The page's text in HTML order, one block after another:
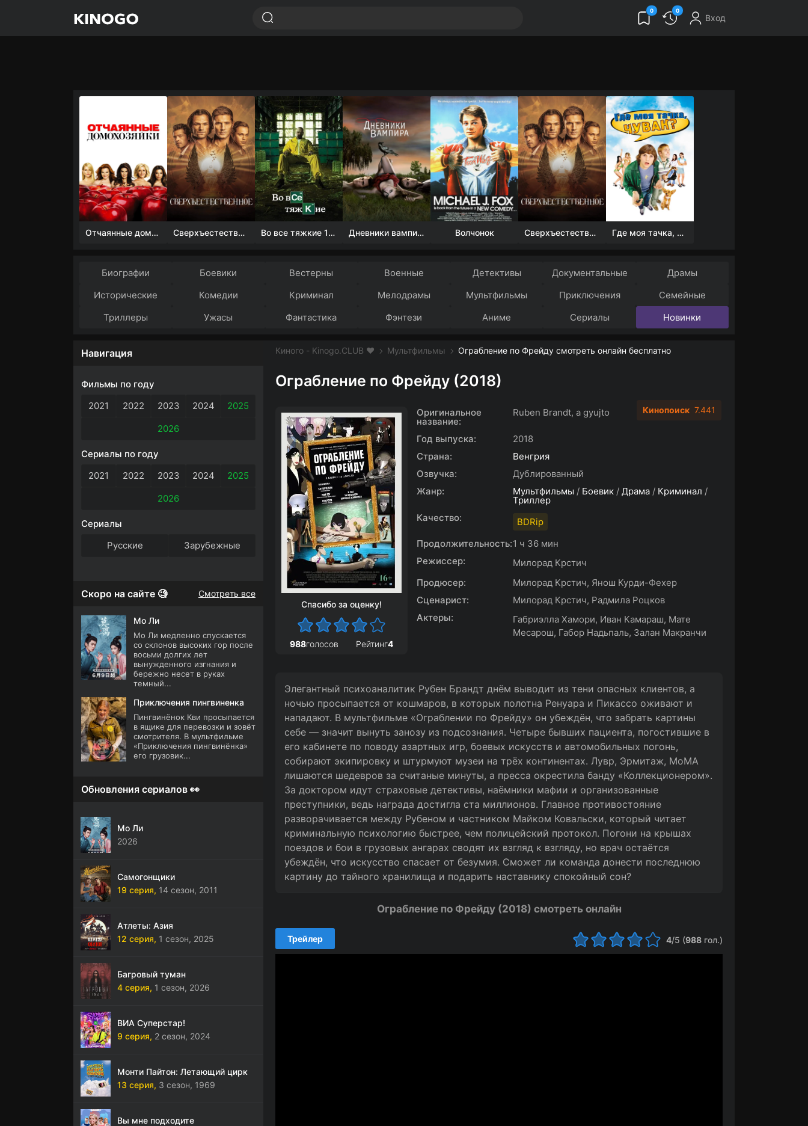
0 0
Вход
Отчаянные домохозяйки (1 сезон) Сверхъестественное Во все тяжкие 1-5 сезон Дневники вампира (4 сезон) Волчонок Сверхъестественное Где моя тачка, чувак?
Биографии Боевики Вестерны Военные Детективы Документальные
Драмы
Исторические
Комедии Криминал Мелодрамы Мультфильмы Приключения
Семейные
Триллеры
Ужасы Фантастика Фэнтези Аниме Сериалы Новинки
Киного - Kinogo.CLUB ❤️ Мультфильмы Ограбление по Фрейду смотреть онлайн бесплатно
Ограбление по Фрейду (2018)
Спасибо за оценку!
988голосов Рейтинг4
Оригинальное
название:
Ruben Brandt, a gyujto
Год выпуска:
2018
Страна:
Венгрия
Озвучка:
Дублированный
Жанр:
Мультфильмы / Боевик / Драма / Криминал /
Триллер
Качество:
BDRip
Продолжительность:1 ч 36 мин
Режиссер:
Милорад Крстич
Продюсер:
Милорад Крстич, Янош Курди-Фехер
Сценарист:
Милорад Крстич, Радмила Роцков
Актеры:
Габриэлла Хамори, Иван Камараш, Мате
Месарош, Габор Надьпаль, Залан Макранчи
Кинопоиск 7.441
Элегантный психоаналитик Рубен Брандт днём выводит из тени опасных клиентов, а
ночью просыпается от кошмаров, в которых полотна Ренуара и Пикассо оживают и
нападают. В мультфильме «Ограблении по Фрейду» он убеждён, что забрать картины
себе — значит вынуть занозу из подсознания. Четыре бывших пациента, погостившие в
его кабинете по поводу азартных игр, боевых искусств и автомобильных погонь,
собирают экипировку и штурмуют музеи на трёх континентах. Лувр, Эрмитаж, МоМА
лишаются шедевров за считаные минуты, а пресса окрестила банду «Коллекционером».
За доктором идут страховые детективы, наёмники мафии и организованные
преступники, ведь награда достигла ста миллионов. Главное противостояние
разворачивается между Рубеном и частником Майком Ковальски, который читает
криминальную психологию быстрее, чем полицейский протокол. Погони на крышах
поездов и бои в грузовых ангарах сводят их взгляд к взгляду, но врач остаётся
убеждён, что искусство спасает от безумия. Сможет ли команда донести последнюю
картину до тайного хранилища и подарить наставнику спокойный сон?
Ограбление по Фрейду (2018) смотреть онлайн
4/5 (988 гол.)
Трейлер
Навигация
Фильмы по году
2021
2022 2023 2024
2025
2026
Сериалы по году
2021
2022 2023 2024
2025
2026
Сериалы
Русские
Зарубежные
Скоро на сайте 🧐 Смотреть все
Мо Ли
Мо Ли медленно спускается
со склонов высоких гор после
восьми долгих лет
вынужденного изгнания и
бережно несет в руках
темный...
Приключения пингвиненка
Пингвинёнок Кви просыпается
в ящике для перевозки и зовёт
смотрителя. В мультфильме
«Приключения пингвинёнка»
его грузовик...
Обновления сериалов 👀
Мо Ли
2026
Самогонщики
19 серия, 14 сезон, 2011
Атлеты: Азия
12 серия, 1 сезон, 2025
Багровый туман
4 серия, 1 сезон, 2026
ВИА Суперстар!
9 серия, 2 сезон, 2024
Монти Пайтон: Летающий цирк
13 серия, 3 сезон, 1969
Вы мне подходите